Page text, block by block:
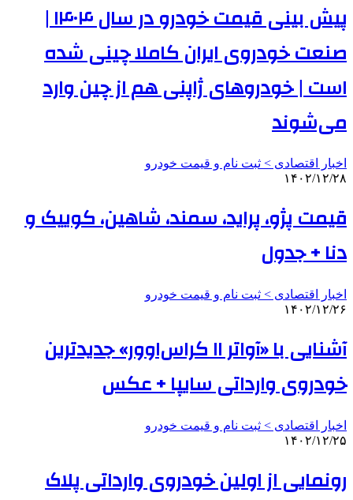
پیش بینی قیمت خودرو در سال ۱۴۰۴ |
صنعت خودروی ایران کاملا چینی شده
است | خودروهای ژاپنی هم از چین وارد
می‌شوند
اخبار اقتصادی > ثبت نام و قیمت خودرو
۱۴۰۲/۱۲/۲۸
قیمت پژو، پراید، سمند، شاهین، کوییک و
دنا + جدول
اخبار اقتصادی > ثبت نام و قیمت خودرو
۱۴۰۲/۱۲/۲۶
آشنایی با «آواتر ۱۱ کراس‌اوور» جدیدترین
خودروی وارداتی سایپا + عکس
اخبار اقتصادی > ثبت نام و قیمت خودرو
۱۴۰۲/۱۲/۲۵
رونمایی از اولین خودروی وارداتی پلاک